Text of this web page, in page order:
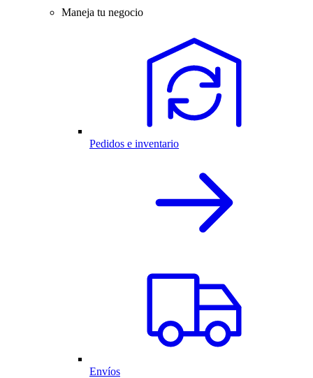
Maneja tu negocio
Pedidos e inventario
Envíos